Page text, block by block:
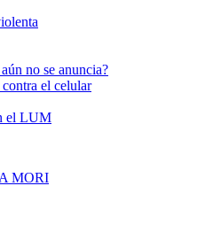
no se anuncia?
el celular
el LUM
MORI